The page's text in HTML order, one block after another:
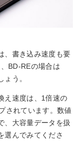
、書き込み速度も要
BD-REの場合は
ょう。
え速度は、1倍速の
されています。数値
、大容量データを扱
選んでみてくださ